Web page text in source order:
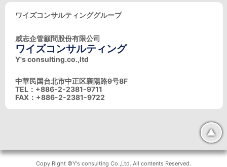
ワイズコンサルティンググループ
威志企管顧問股份有限公司
ワイズコンサルティング
Y's consulting.co.,ltd
中華民国台北市中正区襄陽路9号8F
TEL：+886-2-2381-9711
FAX：+886-2-2381-9722
▲
Copy Right ©Y's consulting Co.,Ltd. All contents Reserved.